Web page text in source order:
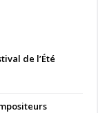
de l’Été